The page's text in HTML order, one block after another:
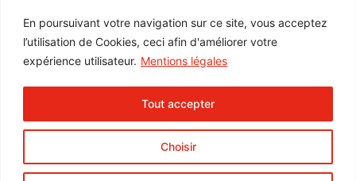
En poursuivant votre navigation sur ce site, vous acceptez
l’utilisation de Cookies, ceci afin d'améliorer votre
expérience utilisateur. Mentions légales
Choisir
Tout accepter
Accueil
Notre entreprise
Contrôle qualité
Nos gammes
Contact